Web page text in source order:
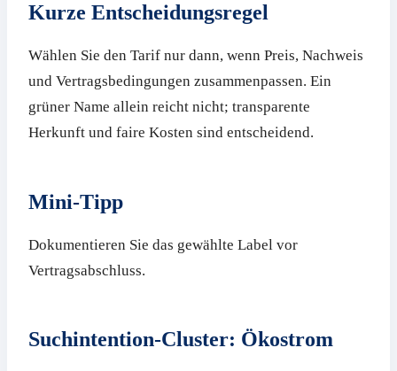
Kurze Entscheidungsregel
Wählen Sie den Tarif nur dann, wenn Preis, Nachweis
und Vertragsbedingungen zusammenpassen. Ein
grüner Name allein reicht nicht; transparente
Herkunft und faire Kosten sind entscheidend.
Mini-Tipp
Dokumentieren Sie das gewählte Label vor
Vertragsabschluss.
Suchintention-Cluster: Ökostrom